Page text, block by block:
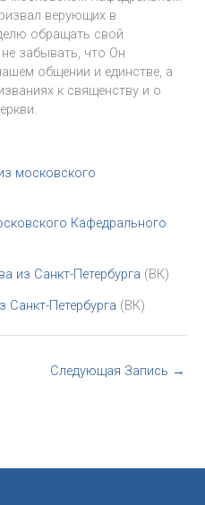
верующих в
обращать свой
забывать, что Он
общении и единстве, а
к священству и о
московского
Кафедрального
из Санкт-Петербурга (ВК)
Санкт-Петербурга (ВК)
Следующая Запись →